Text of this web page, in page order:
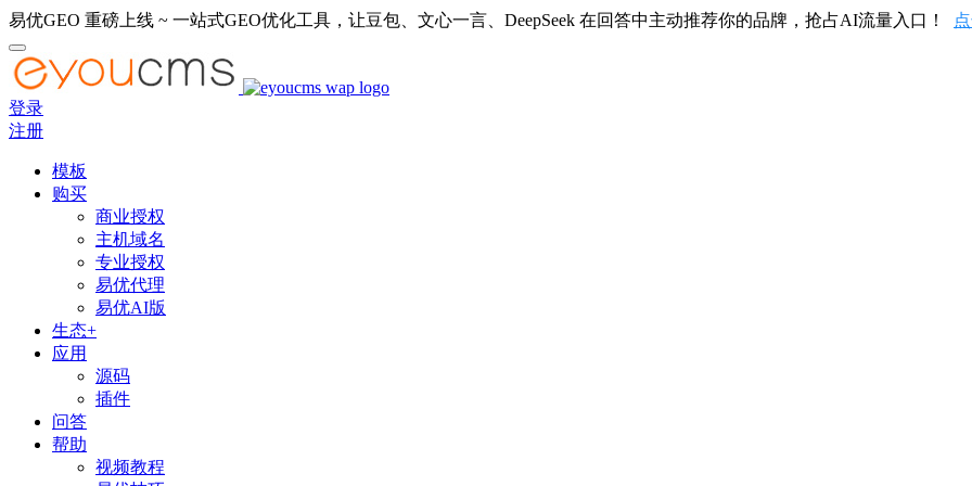
易优GEO 重磅上线 ~ 一站式GEO优化工具，让豆包、文心一言、DeepSeek 在回答中主动推荐你的品牌，抢占AI流量入口！
登录
注册
模板
购买
商业授权
主机域名
专业授权
易优代理
易优AI版
生态+
应用
源码
插件
问答
帮助
视频教程